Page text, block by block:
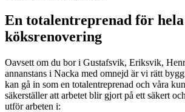
En totalentreprenad för
köksrenovering
Oavsett om du bor i Gustafsvik, Eriksvik,
annanstans i Nacka med omnejd är vi rätt
kan gå in som en totalentreprenad och våra
säkerställer att arbetet blir gjort på ett säkert
utför arbeten i: